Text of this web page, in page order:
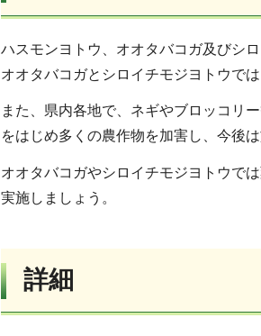
ハスモンヨトウ、オオタバコガ及びシ
オオタバコガとシロイチモジヨトウで
また、県内各地で、ネギやブロッコリ
をはじめ多くの農作物を加害し、今後
オオタバコガやシロイチモジヨトウで
実施しましょう。
詳細